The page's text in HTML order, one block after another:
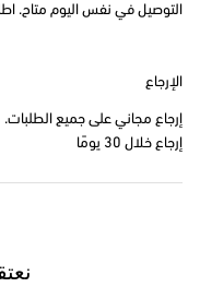
التوصيل في نفس اليوم متاح.
الإرجاع
إرجاع مجاني على جميع الطلبات.
إرجاع خلال 30 يومًا